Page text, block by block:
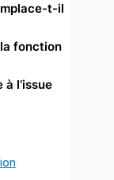
t-il
fonction
l’issue